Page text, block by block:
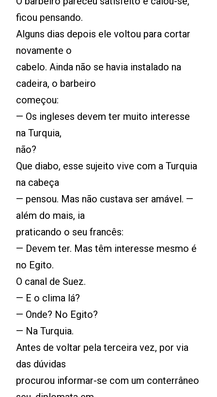
ficou pensando.
Alguns dias depois ele voltou para cortar
novamente o
cabelo. Ainda não se havia instalado na
cadeira, o barbeiro
começou:
— Os ingleses devem ter muito interesse
na Turquia,
não?
Que diabo, esse sujeito vive com a Turquia
na cabeça
— pensou. Mas não custava ser amável. —
além do mais, ia
praticando o seu francês:
— Devem ter. Mas têm interesse mesmo é
no Egito.
O canal de Suez.
— E o clima lá?
— Onde? No Egito?
— Na Turquia.
Antes de voltar pela terceira vez, por via
das dúvidas
procurou informar-se com um conterrâneo